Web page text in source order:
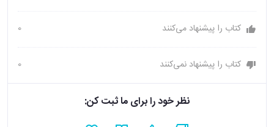
کتاب را پیشنهاد می‌کنند 0
کتاب را پیشنهاد نمی‌کنند 0
نظر خود را برای ما ثبت کن: